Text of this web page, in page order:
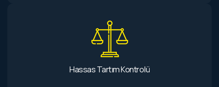
Hassas Tartım Kontrolü